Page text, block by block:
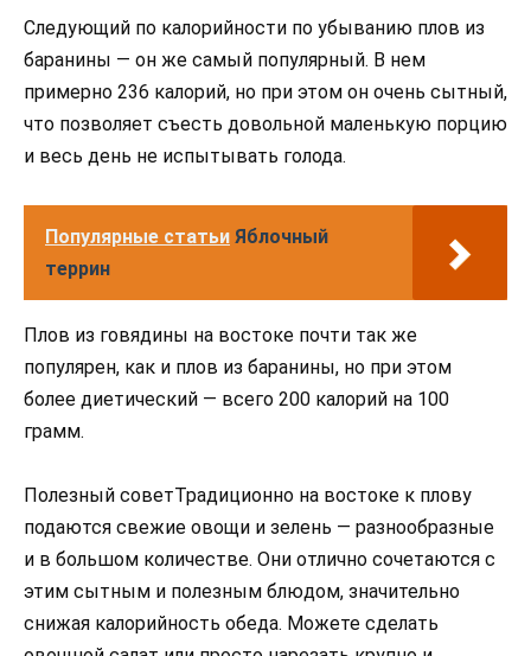
Следующий по калорийности по убыванию плов из
баранины — он же самый популярный. В нем
примерно 236 калорий, но при этом он очень сытный,
что позволяет съесть довольной маленькую порцию
и весь день не испытывать голода.
Популярные статьи Яблочный
террин
Плов из говядины на востоке почти так же
популярен, как и плов из баранины, но при этом
более диетический — всего 200 калорий на 100
грамм.
Полезный советТрадиционно на востоке к плову
подаются свежие овощи и зелень — разнообразные
и в большом количестве. Они отлично сочетаются с
этим сытным и полезным блюдом, значительно
снижая калорийность обеда. Можете сделать